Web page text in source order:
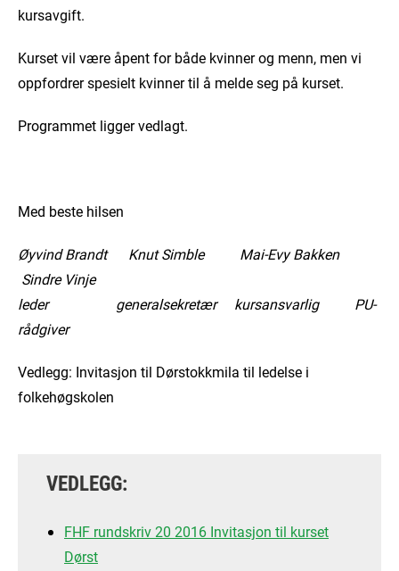
kursavgift.
Kurset vil være åpent for både kvinner og menn, men vi
oppfordrer spesielt kvinner til å melde seg på kurset.
Programmet ligger vedlagt.
Med beste hilsen
Øyvind Brandt Knut Simble Mai-Evy Bakken
Sindre Vinje
leder generalsekretær kursansvarlig PU-
rådgiver
Vedlegg: Invitasjon til Dørstokkmila til ledelse i
folkehøgskolen
VEDLEGG:
FHF rundskriv 20 2016 Invitasjon til kurset
Dørst